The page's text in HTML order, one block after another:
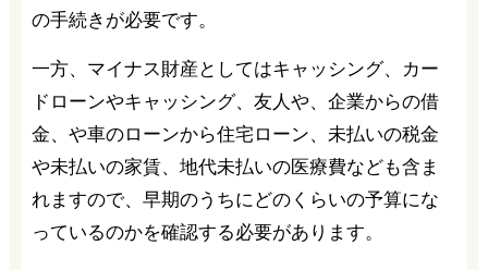
の手続きが必要です。
一方、マイナス財産としてはキャッシング、カー
ドローンやキャッシング、友人や、企業からの借
金、や車のローンから住宅ローン、未払いの税金
や未払いの家賃、地代未払いの医療費なども含ま
れますので、早期のうちにどのくらいの予算にな
っているのかを確認する必要があります。